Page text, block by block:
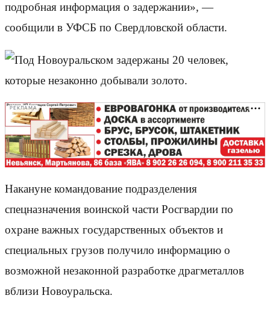
подробная информация о задержании», —
сообщили в УФСБ по Свердловской области.
РЕКЛАМА
Накануне командование подразделения
спецназначения воинской части Росгвардии по
охране важных государственных объектов и
специальных грузов получило информацию о
возможной незаконной разработке драгметаллов
вблизи Новоуральска.